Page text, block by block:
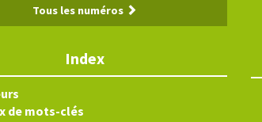
Tous les numéros
Index
de mots-clés